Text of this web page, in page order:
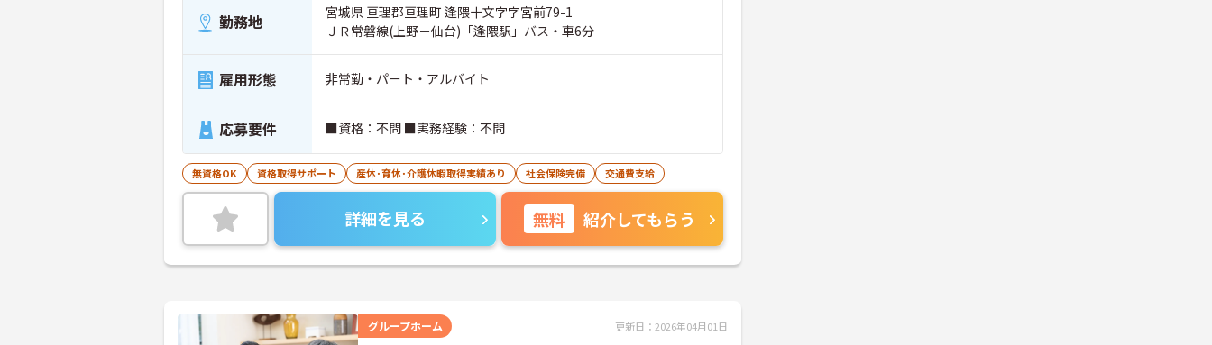
勤務地
宮城県 亘理郡亘理町 逢隈十文字字宮前79-1
ＪＲ常磐線(上野－仙台)「逢隈駅」バス・車6分
雇用形態 非常勤・パート・アルバイト
応募要件 ■資格：不問 ■実務経験：不問
無資格OK 資格取得サポート 産休･育休･介護休暇取得実績あり 社会保険完備 交通費支給
詳細を見る 無料 紹介してもらう
グループホーム 更新日：2026年04月01日